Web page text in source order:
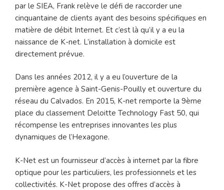
par le SIEA, Frank relève le défi de raccorder une
cinquantaine de clients ayant des besoins spécifiques en
matière de débit Internet. Et c’est là qu’il y a eu la
naissance de K-net. L’installation à domicile est
directement prévue.
Dans les années 2012, il y a eu l’ouverture de la
première agence à Saint-Genis-Pouilly et ouverture du
réseau du Calvados. En 2015, K-net remporte la 9ème
place du classement Deloitte Technology Fast 50, qui
récompense les entreprises innovantes les plus
dynamiques de l’Hexagone.
K-Net est un fournisseur d’accès à internet par la fibre
optique pour les particuliers, les professionnels et les
collectivités. K-Net propose des offres d’accès à